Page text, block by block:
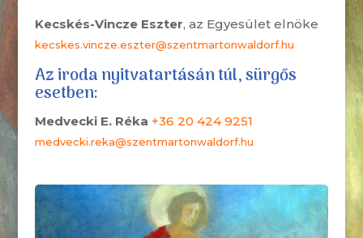
Kecskés-Vincze Eszter, az Egyesület elnöke
kecskes.vincze.eszter@szentmartonwaldorf.hu
Az iroda nyitvatartásán túl, sürgős
esetben:
Medvecki E. Réka +36 20 424 9251
medvecki.reka@szentmartonwaldorf.hu